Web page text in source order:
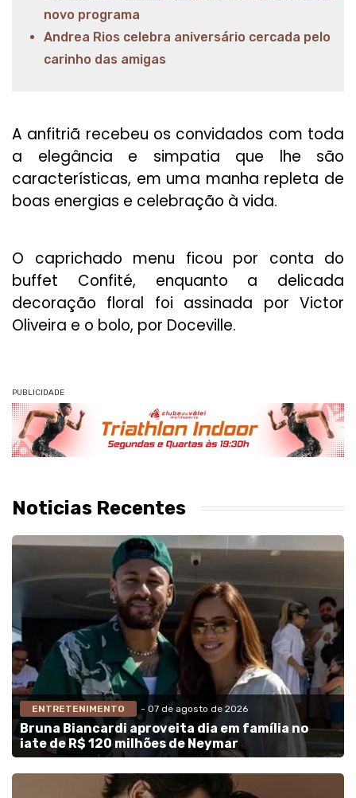
novo programa
Andrea Rios celebra aniversário cercada pelo
carinho das amigas
A anfitriã recebeu os convidados com toda
a elegância e simpatia que lhe são
características, em uma manha repleta de
boas energias e celebração à vida.
O caprichado menu ficou por conta do
buffet Confité, enquanto a delicada
decoração floral foi assinada por Victor
Oliveira e o bolo, por Doceville.
PUBLICIDADE
Noticias Recentes
ENTRETENIMENTO - 07 de agosto de 2026
Bruna Biancardi aproveita dia em família no
iate de R$ 120 milhões de Neymar